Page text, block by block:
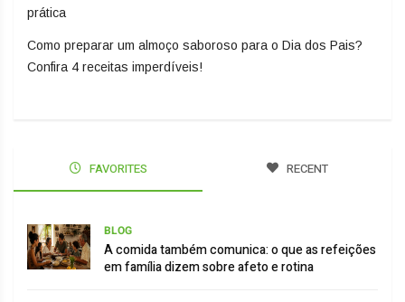
prática
Como preparar um almoço saboroso para o Dia dos Pais?
Confira 4 receitas imperdíveis!
FAVORITES RECENT
BLOG
A comida também comunica: o que as refeições
em família dizem sobre afeto e rotina